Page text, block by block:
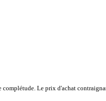
Le prix d'achat